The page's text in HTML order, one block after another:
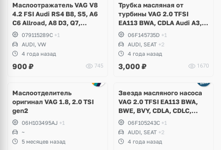
Маслоотражатель VAG V8
4.2 FSI Audi RS4 B8, S5, A6
C6 Allroad, A8 D3, Q7,
Volkswagen Touareg
079115289C +1
AUDI, VW
4 года назад
900 ₽ 745
Трубка масляная от
турбины VAG 2.0 TFSI
EA113 BWA, CDLA Audi A3,
TT, Volkswagen Golf V GTI,
Passat B6, Eos, Skoda
Octavia A5 RS, Seat Leon
Cupra
06F145735D +1
AUDI, SEAT +2
4 года назад
3,000 ₽ 1670
Маслоотделитель
оригинал VAG 1.8, 2.0 TSI
gen2
06H103495AJ +1
~
5 месяцев назад
Звезда масляного насоса
VAG 2.0 TFSI EA113 BWA,
BWE, BVY, CDLA, CDLC,
Audi, Volkswagen, Skoda,
Seat
06F105243C +1
AUDI, SEAT +2
4 года назад